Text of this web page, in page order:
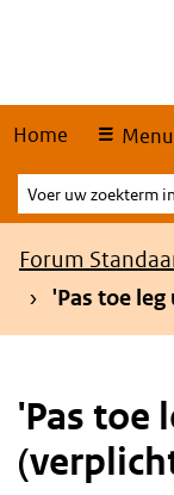
Home Menu
Voer
uw
zoekterm
Kruimelpad
Forum
'Pas toe
'Pas toe